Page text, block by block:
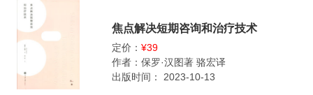
焦点解决短期咨询和治疗技术
定价： ¥39
作者： 保罗·汉图著 骆宏译
出版时间：
2023-10-13